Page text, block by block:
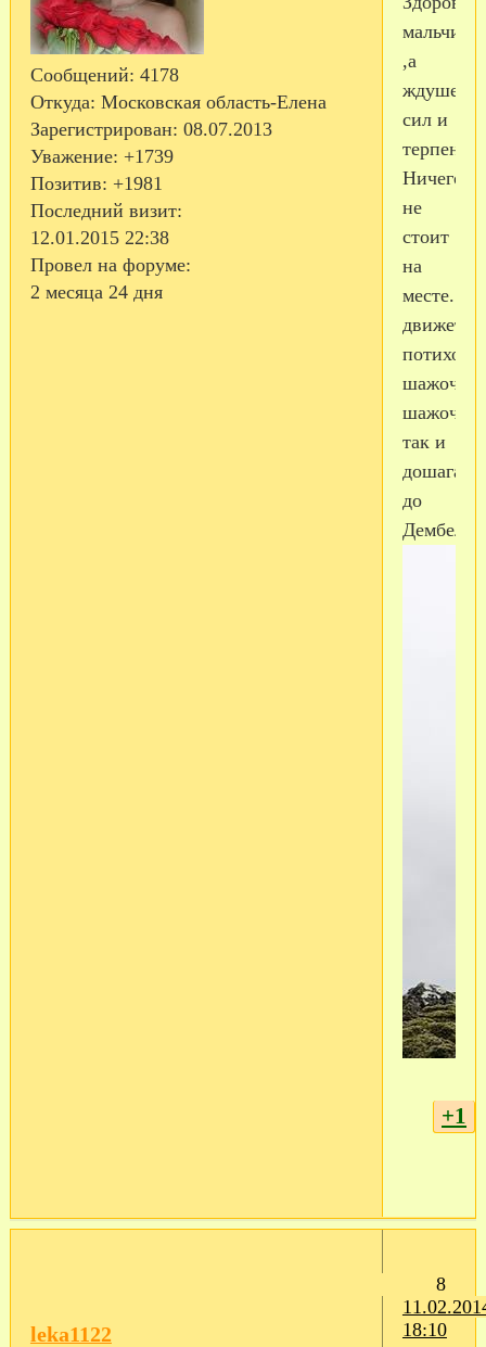
Сообщений: 4178
Откуда: Московская область-Елена
Зарегистрирован: 08.07.2013
Уважение: +1739
Позитив: +1981
Последний визит:
12.01.2015 22:38
Провел на форуме:
2 месяца 24 дня
,а
сил и
Ничего
не
стоит
на
движется
шажочку-
так и
дошагаем
до
+1
8
18:10
leka1122